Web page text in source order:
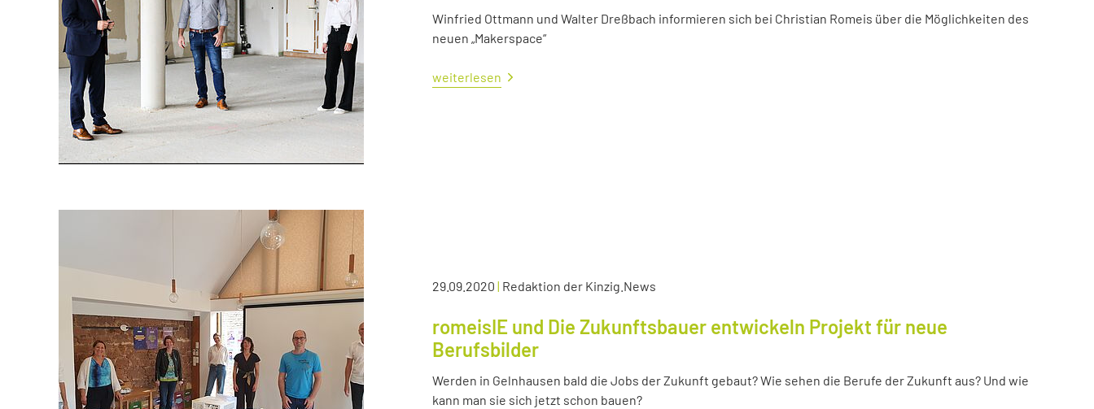
Winfried Ottmann und Walter Dreßbach informieren sich bei Christian Romeis über die Möglichkeiten des
neuen „Makerspace“
weiterlesen
29.09.2020 | Redaktion der Kinzig.News
romeisIE und Die Zukunftsbauer entwickeln Projekt für neue
Berufsbilder
Werden in Gelnhausen bald die Jobs der Zukunft gebaut? Wie sehen die Berufe der Zukunft aus? Und wie
kann man sie sich jetzt schon bauen?